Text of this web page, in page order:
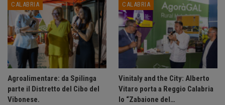
CALABRIA
Agroalimentare: da Spilinga
parte il Distretto del Cibo del
Vibonese.
CALABRIA
Vinitaly and the City: Alberto
Vitaro porta a Reggio Calabria
lo “Zabaione del…